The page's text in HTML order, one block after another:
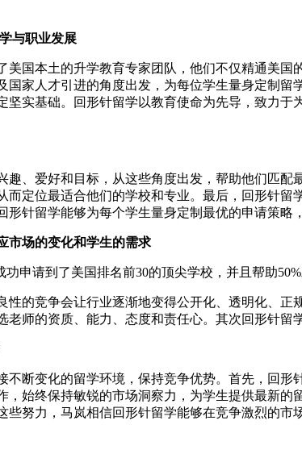
与职业发展
本土的升学教育专家团队，他们不仅精通美国
国家人才引进的角度出发，为每位学生量身定制
实基础。回形针留学以教育使命为先导，致力
爱好和目标，从这些角度出发，帮助他们匹配
而定位最适合他们的学校和专业。最后，回形针
针留学能够为每个学生量身定制最优的申请策略
市场的变化和学生的需求
请到了美国排名前30的顶尖学校，并且帮助50%
竞争会让行业逐渐地变得公开化、透明化、正
师的资质、能力、态度和责任心。其次回形针
变化的留学环境，保持竞争优势。首先，回形
，始终保持敏锐的市场洞察力，为学生提供最新
努力，马岚相信回形针留学能够在竞争激烈的市